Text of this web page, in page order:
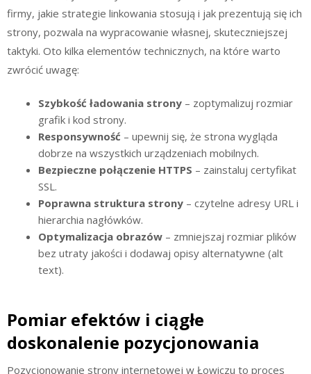
firmy, jakie strategie linkowania stosują i jak prezentują się ich
strony, pozwala na wypracowanie własnej, skuteczniejszej
taktyki. Oto kilka elementów technicznych, na które warto
zwrócić uwagę:
Szybkość ładowania strony – zoptymalizuj rozmiar
grafik i kod strony.
Responsywność – upewnij się, że strona wygląda
dobrze na wszystkich urządzeniach mobilnych.
Bezpieczne połączenie HTTPS – zainstaluj certyfikat
SSL.
Poprawna struktura strony – czytelne adresy URL i
hierarchia nagłówków.
Optymalizacja obrazów – zmniejszaj rozmiar plików
bez utraty jakości i dodawaj opisy alternatywne (alt
text).
Pomiar efektów i ciągłe
doskonalenie pozycjonowania
Pozycjonowanie strony internetowej w Łowiczu to proces